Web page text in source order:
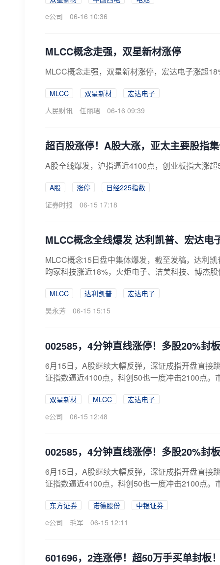
e公司
06-16 10:36
MLCC概念走强，双星新材涨停
MLCC概念走强，双星新材涨停，宏达电子涨超
MLCC 双星新材
宏达电子
人民财讯
任丽珺 06-16 09:39
超百股涨停！A股大涨，亚太主要股指
A股全线爆发，沪指逼近4100点，创业板指大涨
A股 涨停
日经225指数
证券时报
06-15 17:18
MLCC概念全线爆发 达利凯普、宏达电
MLCC概念15日盘中集体爆发，截至发稿，达利
昀冢科技涨近18%，火炬电子、洁美科技、博杰
MLCC 达利凯普
宏达电子
吴永芳
06-15 15:15
002585，4分钟直线涨停！多股20%封
6月15日，A股继续大幅反弹，深证成指开盘直接
证指数逼近4100点，科创50也一度冲击2100点。
双星新材 MLCC
宏达电子
e公司
06-15 12:48
002585，4分钟直线涨停！多股20%封
6月15日，A股继续大幅反弹，深证成指开盘直接
证指数逼近4100点，科创50也一度冲击2100点。
东方证券 诺德股份
中银证券
e公司
毛军 06-15 12:11
601696，2连涨停！超50万手买单封板